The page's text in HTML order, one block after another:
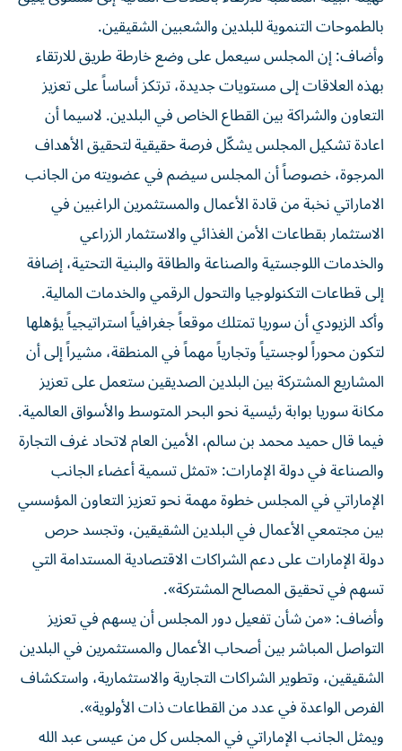
بالطموحات التنموية للبلدين والشعبين الشقيقين.
وأضاف: إن المجلس سيعمل على وضع خارطة طريق للارتقاء
بهذه العلاقات إلى مستويات جديدة، ترتكز أساساً على تعزيز
التعاون والشراكة بين القطاع الخاص في البلدين. لاسيما أن
اعادة تشكيل المجلس يشكّل فرصة حقيقية لتحقيق الأهداف
المرجوة، خصوصاً أن المجلس سيضم في عضويته من الجانب
الاماراتي نخبة من قادة الأعمال والمستثمرين الراغبين في
الاستثمار بقطاعات الأمن الغذائي والاستثمار الزراعي
والخدمات اللوجستية والصناعة والطاقة والبنية التحتية، إضافة
إلى قطاعات التكنولوجيا والتحول الرقمي والخدمات المالية.
وأكد الزيودي أن سوريا تمتلك موقعاً جغرافياً استراتيجياً يؤهلها
لتكون محوراً لوجستياً وتجارياً مهماً في المنطقة، مشيراً إلى أن
المشاريع المشتركة بين البلدين الصديقين ستعمل على تعزيز
مكانة سوريا بوابة رئيسية نحو البحر المتوسط والأسواق العالمية.
فيما قال حميد محمد بن سالم، الأمين العام لاتحاد غرف التجارة
والصناعة في دولة الإمارات: «تمثل تسمية أعضاء الجانب
الإماراتي في المجلس خطوة مهمة نحو تعزيز التعاون المؤسسي
بين مجتمعي الأعمال في البلدين الشقيقين، وتجسد حرص
دولة الإمارات على دعم الشراكات الاقتصادية المستدامة التي
تسهم في تحقيق المصالح المشتركة».
وأضاف: «من شأن تفعيل دور المجلس أن يسهم في تعزيز
التواصل المباشر بين أصحاب الأعمال والمستثمرين في البلدين
الشقيقين، وتطوير الشراكات التجارية والاستثمارية، واستكشاف
الفرص الواعدة في عدد من القطاعات ذات الأولوية».
ويمثل الجانب الإماراتي في المجلس كل من عيسى عبد الله